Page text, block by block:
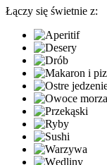
Łączy się świetnie z: